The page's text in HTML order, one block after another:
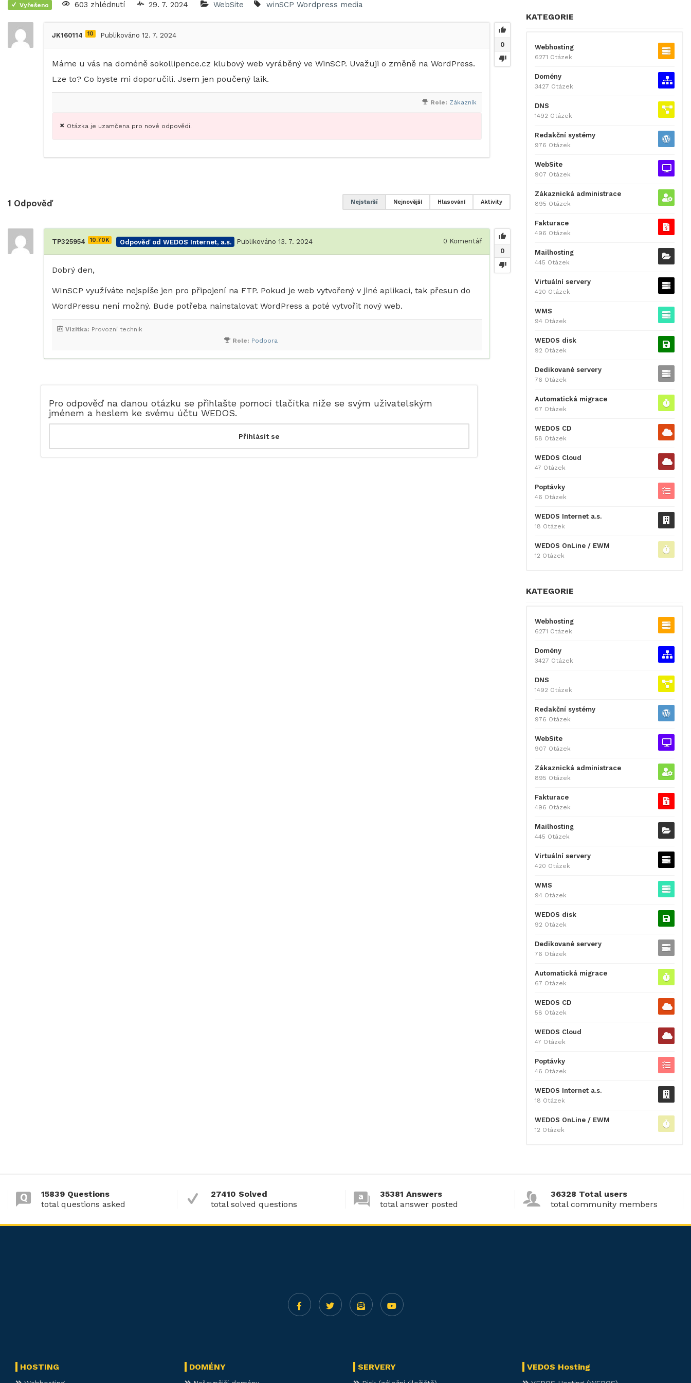
Vyřešeno 603 zhlédnutí 29. 7. 2024 WebSite winSCP Wordpress media
0
JK160114 10 Publikováno 12. 7. 2024
Máme u vás na doméně sokollipence.cz klubový web vyráběný ve WinSCP. Uvažuji o změně na WordPress.
Lze to? Co byste mi doporučili. Jsem jen poučený laik.
Role: Zákazník
Otázka je uzamčena pro nové odpovědi.
1 Odpověď Aktivity
Hlasování
Nejnovější
Nejstarší
0
TP325954 10.70K Odpověď od WEDOS Internet, a.s. Publikováno 13. 7. 2024 0 Komentář
Dobrý den,
WInSCP využíváte nejspíše jen pro připojení na FTP. Pokud je web vytvořený v jiné aplikaci, tak přesun do
WordPressu není možný. Bude potřeba nainstalovat WordPress a poté vytvořit nový web.
Role: Podpora
Vizitka: Provozní technik
Pro odpověď na danou otázku se přihlašte pomocí tlačítka níže se svým uživatelským
jménem a heslem ke svému účtu WEDOS.
KATEGORIE
Webhosting
6271 Otázek
Domény
3427 Otázek
DNS
1492 Otázek
Redakční systémy
976 Otázek
WebSite
907 Otázek
Zákaznická administrace
895 Otázek
Fakturace
496 Otázek
Mailhosting
445 Otázek
Virtuální servery
420 Otázek
WMS
94 Otázek
WEDOS disk
92 Otázek
Dedikované servery
76 Otázek
Automatická migrace
67 Otázek
WEDOS CD
58 Otázek
WEDOS Cloud
47 Otázek
Poptávky
46 Otázek
WEDOS Internet a.s.
18 Otázek
WEDOS OnLine / EWM
12 Otázek
KATEGORIE
Webhosting
6271 Otázek
Domény
3427 Otázek
DNS
1492 Otázek
Redakční systémy
976 Otázek
WebSite
907 Otázek
Zákaznická administrace
895 Otázek
Fakturace
496 Otázek
Mailhosting
445 Otázek
Virtuální servery
420 Otázek
WMS
94 Otázek
WEDOS disk
92 Otázek
Dedikované servery
76 Otázek
Automatická migrace
67 Otázek
WEDOS CD
58 Otázek
WEDOS Cloud
47 Otázek
Poptávky
46 Otázek
WEDOS Internet a.s.
18 Otázek
WEDOS OnLine / EWM
12 Otázek
15839 Questions
total questions asked
27410 Solved
total solved questions
35381 Answers
total answer posted
36328 Total users
total community members
HOSTING DOMÉNY SERVERY VEDOS Hosting